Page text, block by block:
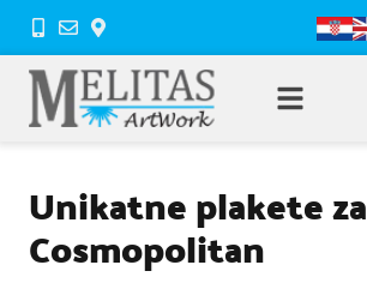
Unikatne plakete za
Cosmopolitan